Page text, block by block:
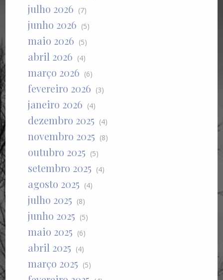
julho 2026 (7)
junho 2026 (5)
maio 2026 (5)
abril 2026 (4)
março 2026 (6)
fevereiro 2026 (3)
janeiro 2026 (4)
dezembro 2025 (4)
novembro 2025 (8)
outubro 2025 (5)
setembro 2025 (4)
agosto 2025 (4)
julho 2025 (8)
junho 2025 (5)
maio 2025 (6)
abril 2025 (4)
março 2025 (5)